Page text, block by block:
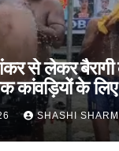
शंकर से लेकर
कांवड़ियों के लिए
SHASHI